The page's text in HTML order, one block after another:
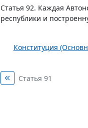
Статья 92. Каждая
республики и
Конституция
Статья 91